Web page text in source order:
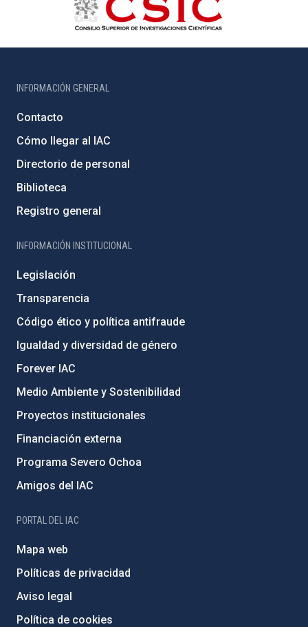
INFORMACIÓN GENERAL
Contacto
Cómo llegar al IAC
Directorio de personal
Biblioteca
Registro general
INFORMACIÓN INSTITUCIONAL
Legislación
Transparencia
Código ético y política antifraude
Igualdad y diversidad de género
Forever IAC
Medio Ambiente y Sostenibilidad
Proyectos institucionales
Financiación externa
Programa Severo Ochoa
Amigos del IAC
PORTAL DEL IAC
Mapa web
Políticas de privacidad
Aviso legal
Política de cookies